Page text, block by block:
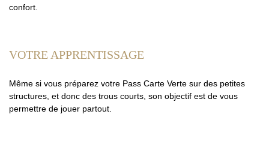
confort.
VOTRE APPRENTISSAGE
Même si vous préparez votre Pass Carte Verte sur des petites
structures, et donc des trous courts, son objectif est de vous
permettre de jouer partout.